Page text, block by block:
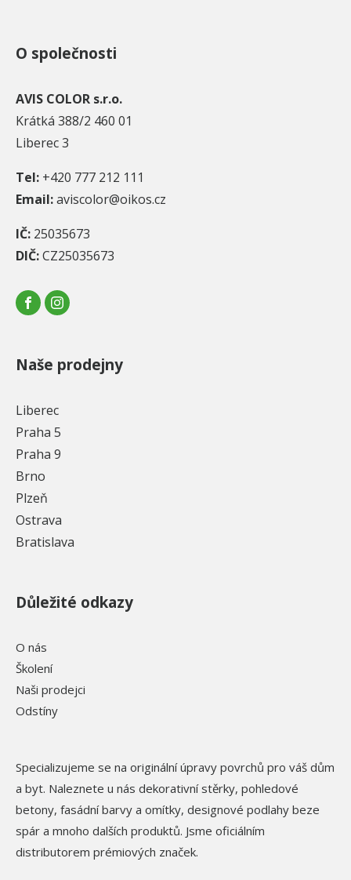
O společnosti
AVIS COLOR s.r.o.
Krátká 388/2 460 01
Liberec 3
Tel: +420 777 212 111
Email:aviscolor@oikos.cz
IČ: 25035673
DIČ:CZ25035673
Naše prodejny
Liberec
Praha 5
Praha 9
Brno
Plzeň
Ostrava
Bratislava
Důležité odkazy
O nás
Školení
Naši prodejci
Odstíny
Specializujeme se na originální úpravy povrchů pro váš dům
a byt. Naleznete u nás dekorativní stěrky, pohledové
betony, fasádní barvy a omítky, designové podlahy beze
spár a mnoho dalších produktů. Jsme oficiálním
distributorem prémiových značek.